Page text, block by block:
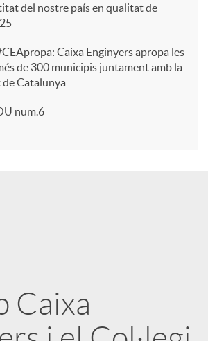
del nostre país en qualitat de
Caixa Enginyers apropa les
de 300 municipis juntament amb la
Catalunya
num.6
Caixa